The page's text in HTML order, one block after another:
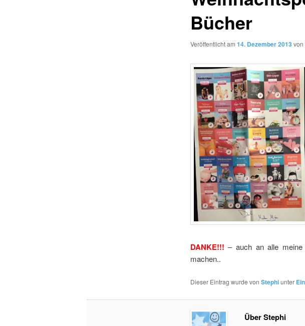
Bücher
Veröffentlicht am 14. Dezember 2013 von
DANKE!!! – auch an alle
machen..
Dieser Eintrag wurde von Stephiunter
Über Stephi